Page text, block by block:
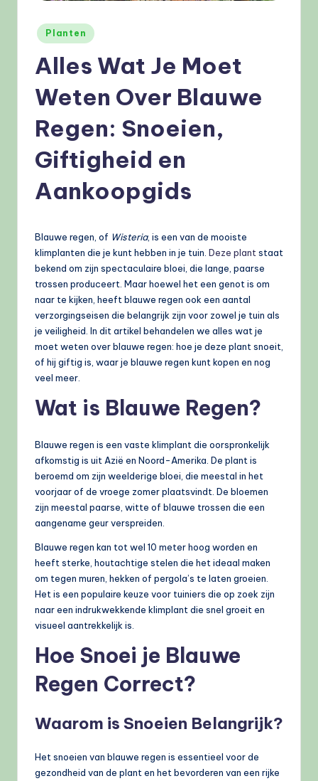
Geplaatst
in
Planten
Alles Wat Je Moet
Weten Over Blauwe
Regen: Snoeien,
Giftigheid en
Aankoopgids
Blauwe regen, of Wisteria, is een van de mooiste
klimplanten die je kunt hebben in je tuin. Deze plant staat
bekend om zijn spectaculaire bloei, die lange, paarse
trossen produceert. Maar hoewel het een genot is om
naar te kijken, heeft blauwe regen ook een aantal
verzorgingseisen die belangrijk zijn voor zowel je tuin als
je veiligheid. In dit artikel behandelen we alles wat je
moet weten over blauwe regen: hoe je deze plant snoeit,
of hij giftig is, waar je blauwe regen kunt kopen en nog
veel meer.
Wat is Blauwe Regen?
Blauwe regen is een vaste klimplant die oorspronkelijk
afkomstig is uit Azië en Noord-Amerika. De plant is
beroemd om zijn weelderige bloei, die meestal in het
voorjaar of de vroege zomer plaatsvindt. De bloemen
zijn meestal paarse, witte of blauwe trossen die een
aangename geur verspreiden.
Blauwe regen kan tot wel 10 meter hoog worden en
heeft sterke, houtachtige stelen die het ideaal maken
om tegen muren, hekken of pergola’s te laten groeien.
Het is een populaire keuze voor tuiniers die op zoek zijn
naar een indrukwekkende klimplant die snel groeit en
visueel aantrekkelijk is.
Hoe Snoei je Blauwe
Regen Correct?
Waarom is Snoeien Belangrijk?
Het snoeien van blauwe regen is essentieel voor de
gezondheid van de plant en het bevorderen van een rijke